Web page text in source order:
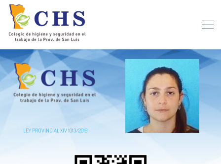
LEY PROVINCIAL XIV 1013/2019